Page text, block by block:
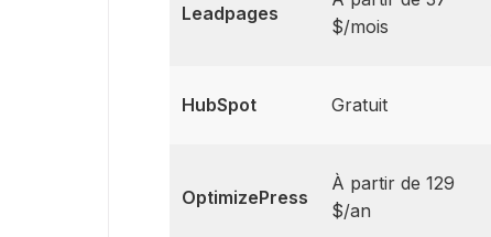
Leadpages
$/mois
HubSpot Gratuit
OptimizePress
À partir de 129
$/an